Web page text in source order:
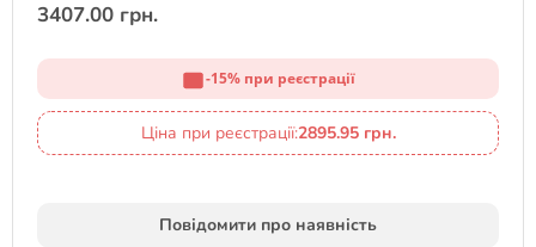
3407.00 грн.
-15% при реєстрації
Ціна при реєстрації:2895.95 грн.
Повідомити про наявність